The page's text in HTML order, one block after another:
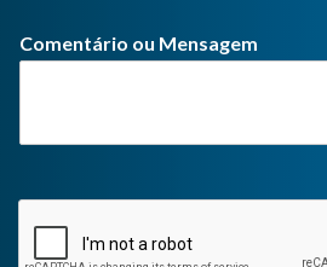
Comentário ou Mensagem